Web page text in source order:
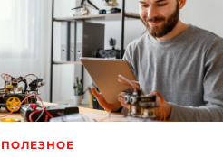
ПОЛЕЗНОЕ